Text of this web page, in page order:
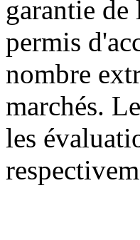
garantie de
permis
nombre
marchés.
les